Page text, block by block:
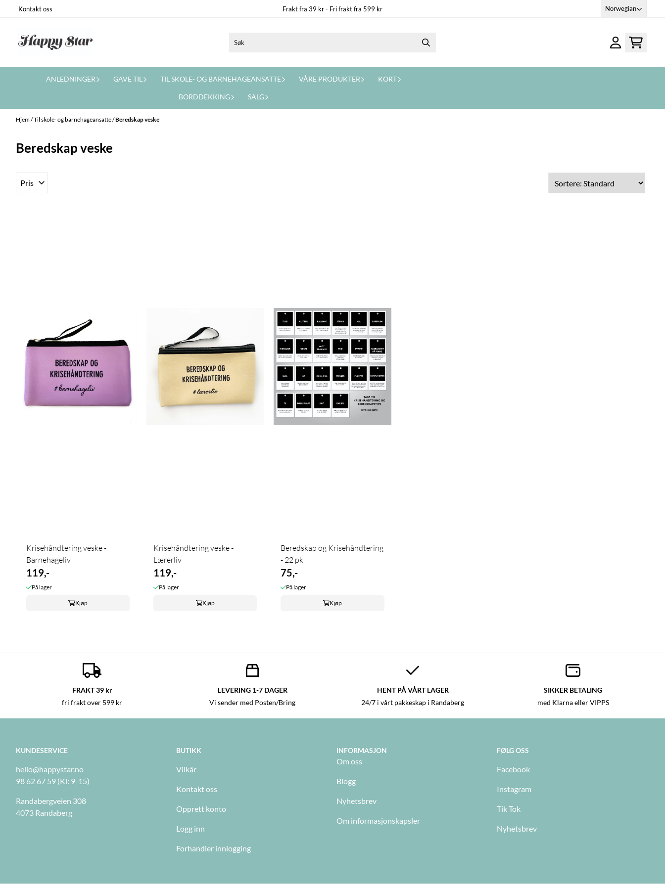
Hopp til innhold
Kontakt oss Frakt fra 39 kr - Fri frakt fra 599 kr Norwegian
ANLEDNINGER GAVE TIL TIL SKOLE- OG BARNEHAGEANSATTE VÅRE PRODUKTER KORT
BORDDEKKING SALG
Hjem/Til skole- og barnehageansatte/Beredskap veske
Beredskap veske
Pris
Krisehåndtering veske -
Barnehageliv
119,-
På lager
Kjøp
Krisehåndtering veske -
Lærerliv
119,-
På lager
Kjøp
Beredskap og Krisehåndtering
- 22 pk
75,-
På lager
Kjøp
FRAKT 39 kr
fri frakt over 599 kr
LEVERING 1-7 DAGER
Vi sender med Posten/Bring
HENT PÅ VÅRT LAGER
24/7 i vårt pakkeskap i Randaberg
SIKKER BETALING
med Klarna eller VIPPS
KUNDESERVICE
hello@happystar.no
98 62 67 59 (Kl: 9-15)
Randabergveien 308
4073 Randaberg
BUTIKK
Vilkår
Kontakt oss
Opprett konto
Logg inn
Forhandler innlogging
INFORMASJON
Om oss
Blogg
Nyhetsbrev
Om informasjonskapsler
FØLG OSS
Facebook
Instagram
Tik Tok
Nyhetsbrev